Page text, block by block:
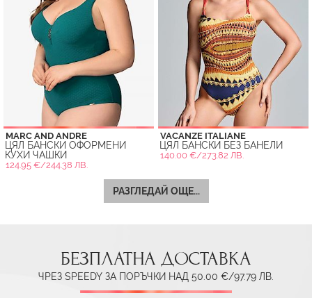
MARC AND ANDRE
ЦЯЛ БАНСКИ ОФОРМЕНИ
КУХИ ЧАШКИ
124.95 €/244.38 ЛВ.
VACANZE ITALIANE
ЦЯЛ БАНСКИ БЕЗ БАНЕЛИ
140.00 €/273.82 ЛВ.
РАЗГЛЕДАЙ ОЩЕ...
БЕЗПЛАТНА ДОСТАВКА
ЧРЕЗ SPEEDY ЗА ПОРЪЧКИ НАД 50.00 €/97.79 ЛВ.